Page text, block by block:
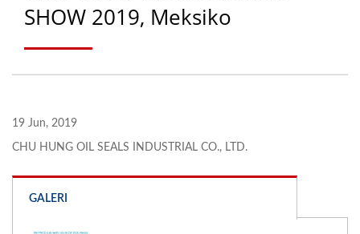
AXLE/CASSETTE SEJAK
1988 | CHU HUNG OIL
LTD.
SHOW 2019, Meksiko
19 Jun, 2019
CHU HUNG OIL SEALS INDUSTRIAL CO., LTD.
GALERI